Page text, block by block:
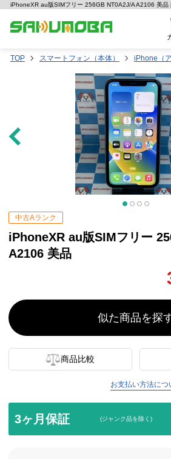
iPhoneXR au版SIMフリー 256GB NT0A2J/A A2106 美品
TOP スマートフォン（本体） iPhone（
中古Aランク
iPhoneXR au版SIMフリー
A2106 美品
似た商品を探
商品比較
お支払い方法につ
3ヶ月保証 (ジャンク品を除く)